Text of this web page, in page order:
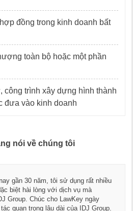
đồng trong kinh doanh bất
toàn bộ hoặc một phần
công trình xây dựng hình thành
đưa vào kinh doanh
nói về chúng tôi
sử dụng rất nhiều
dịch vụ mà
LawKey ngày
dài của IDJ Group.
Thay
Chúc